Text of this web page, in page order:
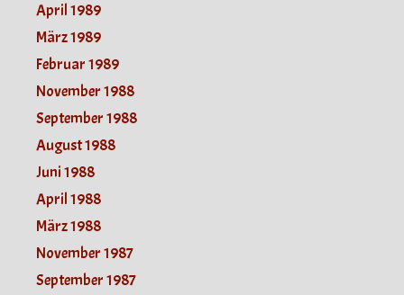
April 1989
März 1989
Februar 1989
November 1988
September 1988
August 1988
Juni 1988
April 1988
März 1988
November 1987
September 1987